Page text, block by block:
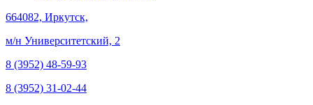
664082, Иркутск,
м/н Университетский, 2
8 (3952) 48-59-93
8 (3952) 31-02-44